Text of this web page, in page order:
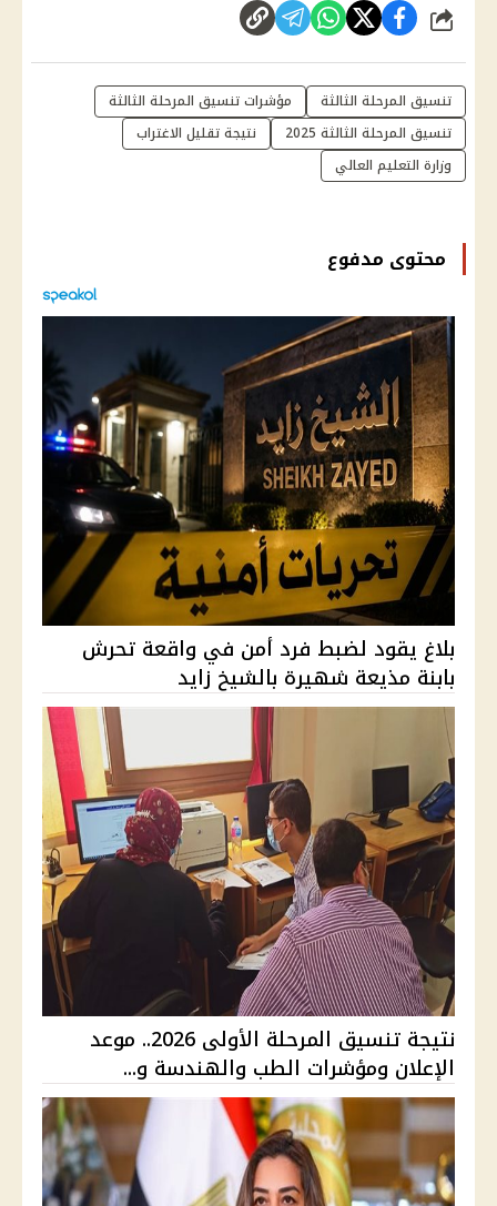
شارك
تنسيق المرحلة الثالثة
مؤشرات تنسيق المرحلة الثالثة
تنسيق المرحلة الثالثة 2025
نتيجة تقليل الاغتراب
وزارة التعليم العالي
محتوى مدفوع
بلاغ يقود لضبط فرد أمن في واقعة تحرش
بابنة مذيعة شهيرة بالشيخ زايد
نتيجة تنسيق المرحلة الأولى 2026.. موعد
الإعلان ومؤشرات الطب والهندسة و...